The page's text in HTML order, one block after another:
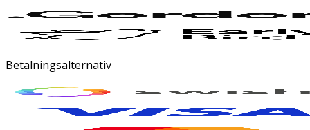
Betalningsalternativ